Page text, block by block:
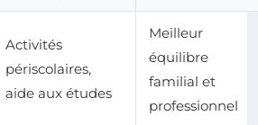
Activités
périscolaires,
aide aux études
Meilleur
équilibre
familial et
professionnel